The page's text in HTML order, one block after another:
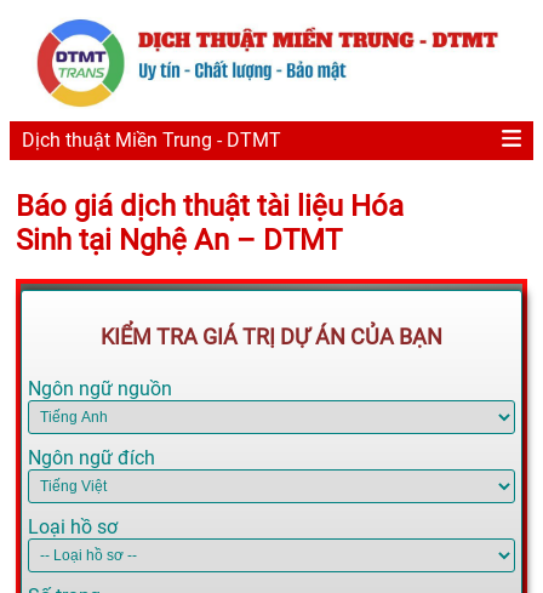
Dịch thuật Miền Trung - DTMT
Báo giá dịch thuật tài liệu Hóa
Sinh tại Nghệ An – DTMT
KIỂM TRA GIÁ TRỊ DỰ ÁN CỦA BẠN
Ngôn ngữ nguồn
Ngôn ngữ đích
Loại hồ sơ